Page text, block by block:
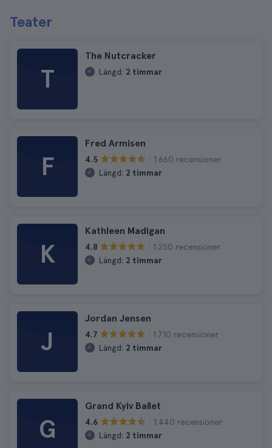
Teater
T
The Nutcracker
Längd: 2 timmar
F
Fred Armisen
4.5
1.660 recensioner
Längd: 2 timmar
K
Kathleen Madigan
4.8
1.250 recensioner
Längd: 2 timmar
J
Jordan Jensen
4.7
1.710 recensioner
Längd: 2 timmar
G
Grand Kyiv Ballet
4.6
1.440 recensioner
Längd: 2 timmar